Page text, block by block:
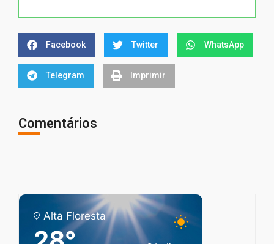
Facebook Twitter WhatsApp
Telegram Imprimir
Comentários
Alta Floresta